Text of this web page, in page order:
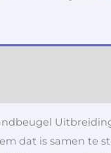
dat is samen te